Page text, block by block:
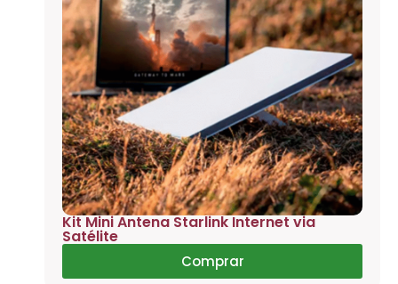
Kit Mini Antena Starlink Internet via
Satélite
Comprar